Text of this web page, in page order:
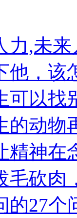
力,未
他，该
可以找
的动物
精神在
毛砍肉
的27个